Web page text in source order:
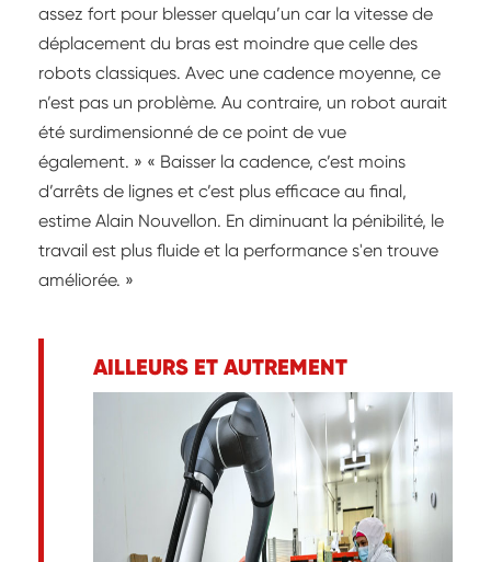
assez fort pour blesser quelqu’un car la vitesse de
déplacement du bras est moindre que celle des
robots classiques. Avec une cadence moyenne, ce
n’est pas un problème. Au contraire, un robot aurait
été surdimensionné de ce point de vue
également. » « Baisser la cadence, c’est moins
d’arrêts de lignes et c’est plus efficace au final,
estime Alain Nouvellon. En diminuant la pénibilité, le
travail est plus fluide et la performance s'en trouve
améliorée. »
AILLEURS ET AUTREMENT